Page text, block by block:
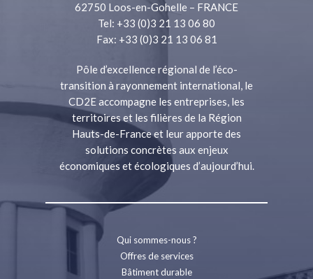
62750 Loos-en-Gohelle – FRANCE
Tel: +33 (0)3 21 13 06 80
Fax: +33 (0)3 21 13 06 81
Pôle d’excellence régional de l’éco-
transition à rayonnement international, le
CD2E accompagne les entreprises, les
territoires et les filières de la Région
Hauts-de-France et leur apporte des
solutions concrètes aux enjeux
économiques et écologiques d’aujourd’hui.
Qui sommes-nous ?
Offres de services
Bâtiment durable